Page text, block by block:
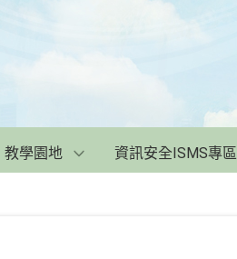
教學園地 資訊安全ISMS專區